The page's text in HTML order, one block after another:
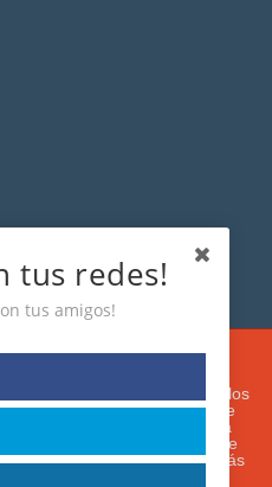
y publicitarias (propias y de
personalizar el contenido y los
acuerdo con su navegación e
su experiencia. Si presiona
acepta su utilización. Puede
"Configuración". Más
tus redes!
tus amigos!